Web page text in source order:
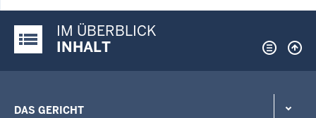
Justiz-Portal im Überblick:
IM ÜBERBLICK
INHALT
DAS GERICHT